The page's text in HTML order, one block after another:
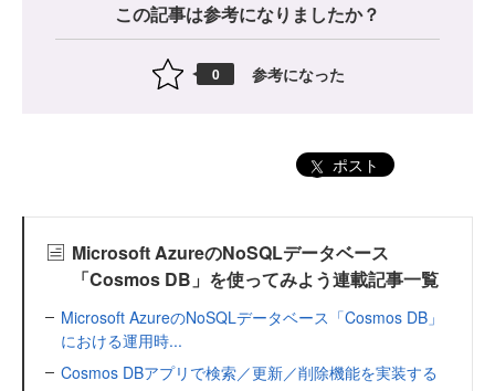
この記事は参考になりましたか？
0 参考になった
ポスト
Microsoft AzureのNoSQLデータベース
「Cosmos DB」を使ってみよう連載記事一覧
Microsoft AzureのNoSQLデータベース「Cosmos DB」
における運用時...
Cosmos DBアプリで検索／更新／削除機能を実装する